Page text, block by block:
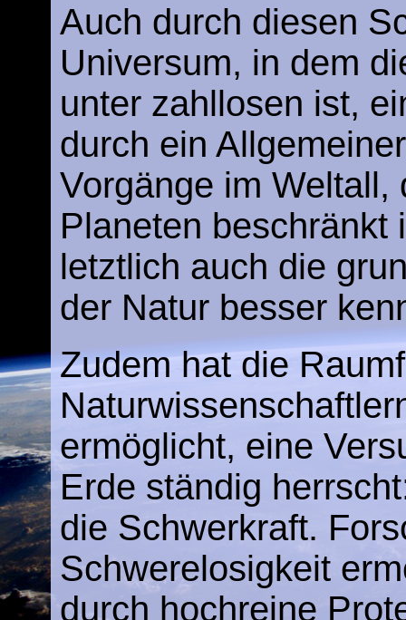
Auch durch diesen
Universum, in dem
unter zahllosen ist,
durch ein
Vorgänge im Weltall,
Planeten beschränkt
letztlich auch die
der Natur besser
Zudem hat die
ermöglicht, eine
Erde ständig
die Schwerkraft.
Schwerelosigkeit
durch hochreine